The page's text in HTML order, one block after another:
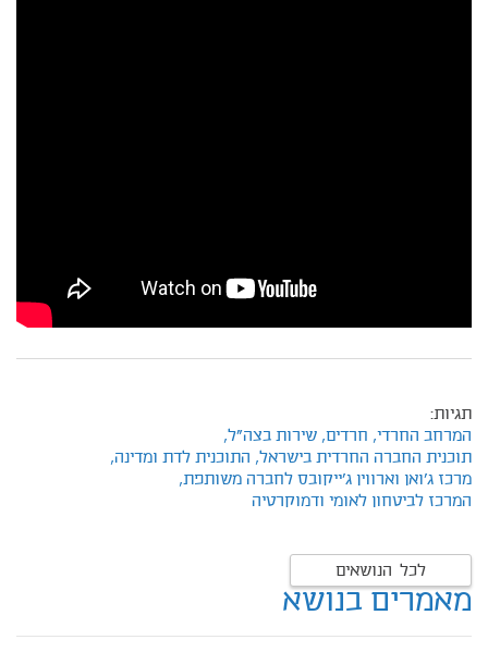
תגיות:
המרחב החרדי, חרדים, שירות בצה"ל,
תוכנית החברה החרדית בישראל, התוכנית לדת ומדינה,
מרכז ג'ואן וארווין ג'ייקובס לחברה משותפת,
המרכז לביטחון לאומי ודמוקרטיה
לכל הנושאים
מאמרים בנושא